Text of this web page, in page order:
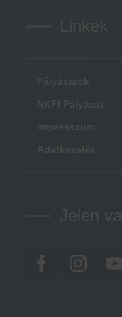
Linkek
Pályázatok
NKFI Pályázat
Impresszum
Adatkezelés
Jelen